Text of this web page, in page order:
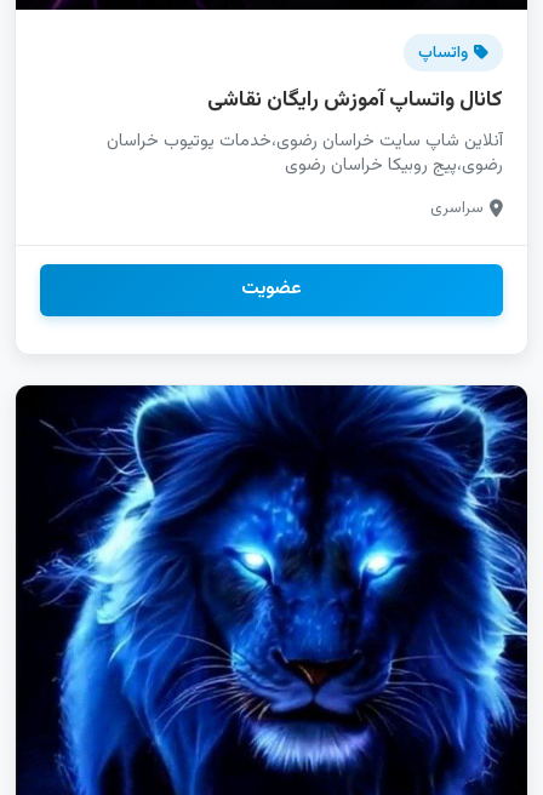
واتساپ
کانال واتساپ آموزش رایگان نقاشی
آنلاین شاپ سایت خراسان رضوی،خدمات یوتیوب خراسان
رضوی،پیج روبیکا خراسان رضوی
سراسری
عضویت